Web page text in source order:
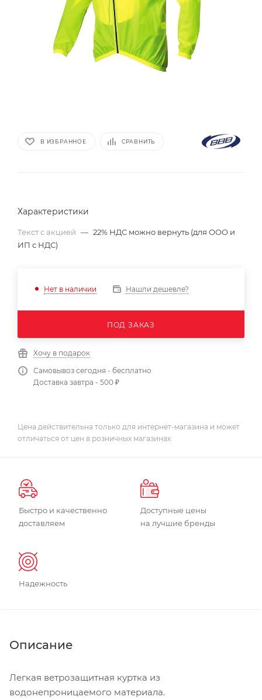
В ИЗБРАННОЕ СРАВНИТЬ
Характеристики
Текст с акцией — 22% НДС можно вернуть (для ООО и
ИП с НДС)
Нет в наличии Нашли дешевле?
ПОД ЗАКАЗ
Хочу в подарок
Самовывоз сегодня - бесплатно
Доставка завтра - 500 ₽
Цена действительна только для интернет-магазина и может
отличаться от цен в розничных магазинах
Быстро и качественно
доставляем
Доступные цены
на лучшие бренды
Надежность
Описание
Легкая ветрозащитная куртка из
водонепроницаемого материала.